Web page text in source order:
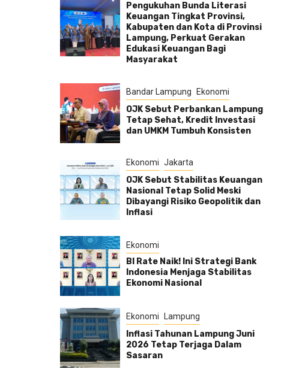
Pengukuhan Bunda Literasi
Keuangan Tingkat Provinsi,
Kabupaten dan Kota di Provinsi
Lampung, Perkuat Gerakan
Edukasi Keuangan Bagi
Masyarakat
Bandar Lampung Ekonomi
OJK Sebut Perbankan Lampung
Tetap Sehat, Kredit Investasi
dan UMKM Tumbuh Konsisten
Ekonomi Jakarta
OJK Sebut Stabilitas Keuangan
Nasional Tetap Solid Meski
Dibayangi Risiko Geopolitik dan
Inflasi
Ekonomi
BI Rate Naik! Ini Strategi Bank
Indonesia Menjaga Stabilitas
Ekonomi Nasional
Ekonomi Lampung
Inflasi Tahunan Lampung Juni
2026 Tetap Terjaga Dalam
Sasaran